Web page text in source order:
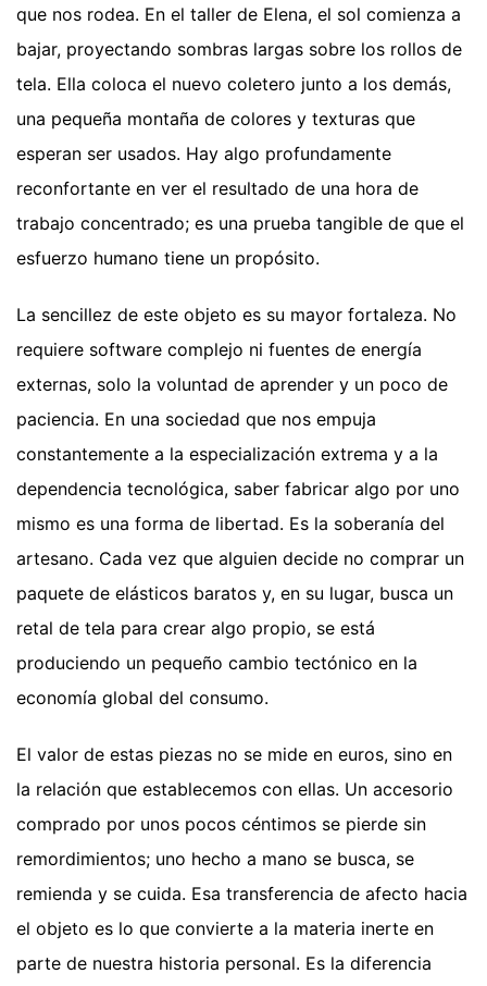
que nos rodea. En el taller de Elena, el sol comienza a
bajar, proyectando sombras largas sobre los rollos de
tela. Ella coloca el nuevo coletero junto a los demás,
una pequeña montaña de colores y texturas que
esperan ser usados. Hay algo profundamente
reconfortante en ver el resultado de una hora de
trabajo concentrado; es una prueba tangible de que el
esfuerzo humano tiene un propósito.
La sencillez de este objeto es su mayor fortaleza. No
requiere software complejo ni fuentes de energía
externas, solo la voluntad de aprender y un poco de
paciencia. En una sociedad que nos empuja
constantemente a la especialización extrema y a la
dependencia tecnológica, saber fabricar algo por uno
mismo es una forma de libertad. Es la soberanía del
artesano. Cada vez que alguien decide no comprar un
paquete de elásticos baratos y, en su lugar, busca un
retal de tela para crear algo propio, se está
produciendo un pequeño cambio tectónico en la
economía global del consumo.
El valor de estas piezas no se mide en euros, sino en
la relación que establecemos con ellas. Un accesorio
comprado por unos pocos céntimos se pierde sin
remordimientos; uno hecho a mano se busca, se
remienda y se cuida. Esa transferencia de afecto hacia
el objeto es lo que convierte a la materia inerte en
parte de nuestra historia personal. Es la diferencia